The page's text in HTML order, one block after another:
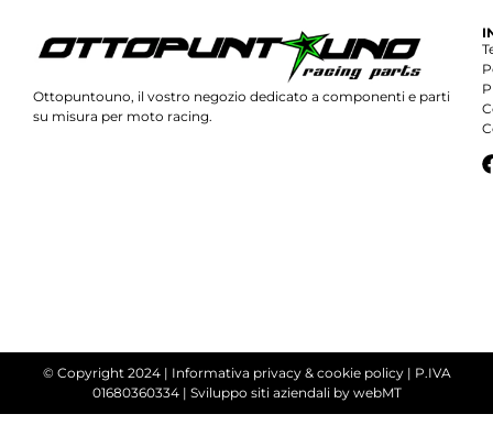
Ottopuntouno, il vostro negozio dedicato a componenti e parti
su misura per moto racing.
© Copyright 2024 | Informativa privacy & cookie policy| P.IVA
01680360334 | Sviluppo siti aziendaliby webMT